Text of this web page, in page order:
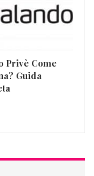
Privè Come
Guida